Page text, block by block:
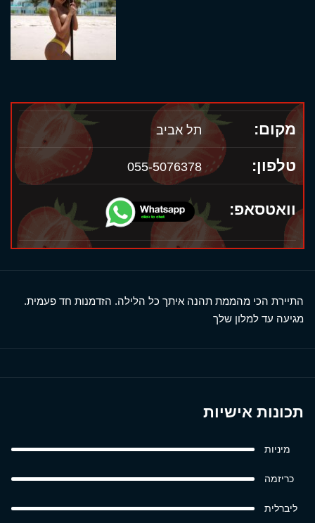
מקום: תל אביב
טלפון: 055-5076378
וואטסאפ:
התיירת הכי מהממת תהנה איתך כל הלילה. הזדמנות חד פעמית.
מגיעה עד למלון שלך
תכונות אישיות
מיניות
כריזמה
ליברלית